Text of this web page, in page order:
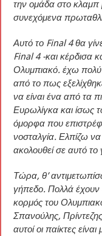
την ομάδα στο κλαμπ
συνεχόμενα
Αυτό το Final 4 θα
Final 4 -και κέρδισα
Ολυμπιακό. έχω πολύ
από το πως
να είναι ένα από τα
Ευρωλίγκα και ίσως
όμορφα που
νοσταλγία. Ελπίζω να
ακολουθεί σε αυτό το
Τώρα, θ’
γήπεδο. Πολλά έχουν
κορμός του
Σπανούλης,
αυτοί οι παίκτες